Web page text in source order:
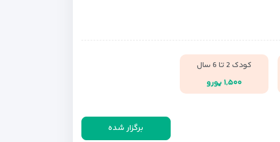
کودک 2 تا 6 سال
۱,۵۰۰ یورو
برگزار شده